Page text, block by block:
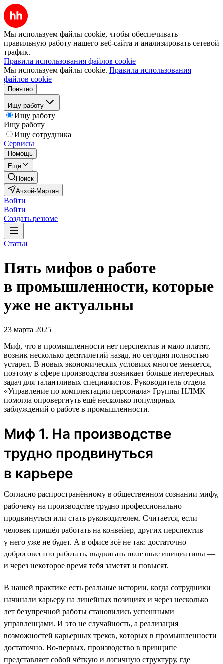
Мы используем файлы cookie, чтобы обеспечивать
правильную работу нашего веб-сайта и анализировать сетевой
трафик.
Правила использования файлов cookie
Мы используем файлы cookie. Правила использования
файлов cookie
Понятно
Ищу работу
Ищу работу
Ищу работу
Ищу сотрудника
Сервисы
Помощь
Ещё
Поиск
Ачхой-Мартан
Войти
Войти
Создать резюме
Статьи
Пять мифов о работе
в промышленности, которые
уже не актуальны
23 марта 2025
Миф, что в промышленности нет перспектив и мало платят,
возник несколько десятилетий назад, но сегодня полностью
устарел. В новых экономических условиях многое меняется,
поэтому в сфере производства возникает больше интересных
задач для талантливых специалистов. Руководитель отдела
«Управление по комплектации персонала» Группы НЛМК
помогла опровергнуть ещё несколько популярных
заблуждений о работе в промышленности.
Миф 1. На производстве
трудно продвинуться
в карьере
Согласно распространённому в общественном сознании мифу,
рабочему на производстве трудно профессионально
продвинуться или стать руководителем. Считается, если
человек пришёл работать на конвейер, других перспектив
у него уже не будет. А в офисе всё не так: достаточно
добросовестно работать, выдвигать полезные инициативы —
и через некоторое время тебя заметят и повысят.
В нашей практике есть реальные истории, когда сотрудники
начинали карьеру на линейных позициях и через несколько
лет безупречной работы становились успешными
управленцами. И это не случайность, а реализация
возможностей карьерных треков, которых в промышленности
достаточно. Во-первых, производство в принципе
представляет собой чёткую и логичную структуру, где